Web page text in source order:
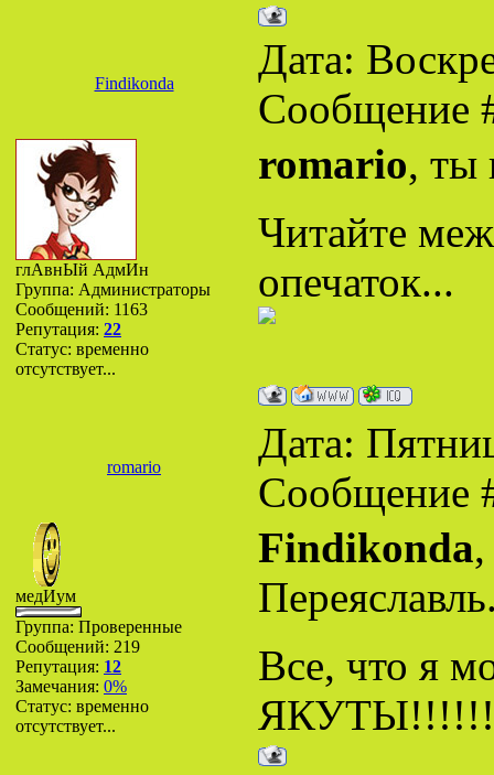
Findikonda
Дата:
Сообщение
глАвнЫй АдмИн
Группа: Администраторы
Сообщений: 1163
Репутация: 22
Статус: временно
отсутствует...
romario, ты
Читайте
опечаток...
romario
Дата:
Сообщение
медИум
Группа: Проверенные
Сообщений: 219
Репутация: 12
Замечания: 0%
Статус: временно
отсутствует...
Findikonda
Все, что я
ЯКУТЫ!!!!!!